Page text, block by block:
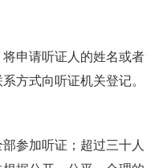
申请听证人的姓名或者
方式向听证机关登记。
参加听证；超过三十人